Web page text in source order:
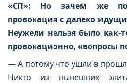
«СП»: Но зачем же
провокация с далеко
Неужели нельзя было как-
провокационно, «вопросы
— А потому что ушли в
Никто из нынешних